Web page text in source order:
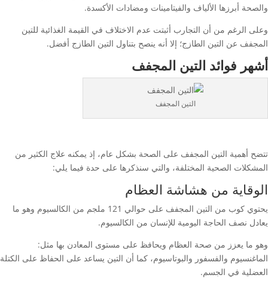
والصحة أبرزها الألياف والفيتامينات ومضادات الأكسدة.
وعلى الرغم من أن التجارب أثبتت عدم الاختلاف في القيمة الغذائية للتين
المجفف عن التين الطازج؛ إلا أنه ينصح بتناول التين الطازج أفضل.
أشهر فوائد التين المجفف
التين المجفف
تتضح أهمية التين المجفف على الصحة بشكل عام، إذ يمكنه علاج الكثير من
المشكلات الصحية المختلفة، والتي سنذكرها على حدة فيما يلي:
الوقاية من هشاشة العظام
يحتوي كوب من التين المجفف على حوالي 121 ملجم من الكالسيوم وهو ما
يعادل نصف الحاجة اليومية للإنسان من الكالسيوم.
وهو ما يعزز من صحة العظام ويحافظ على مستوى المعادن بها مثل:
الماغنسيوم والفسفور والبوتاسيوم، كما أن التين يساعد على الحفاظ على الكتلة
العضلية في الجسم.